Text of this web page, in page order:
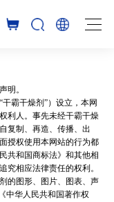
明。
霸干燥剂”）设立，本网
利人。事先未经干霸干燥
复制、再造、传播、出
授权使用本网站的行为都
共和国商标法》和其他相
究相应法律责任的权利。
的图形、图片、图表、声
中华人民共和国著作权